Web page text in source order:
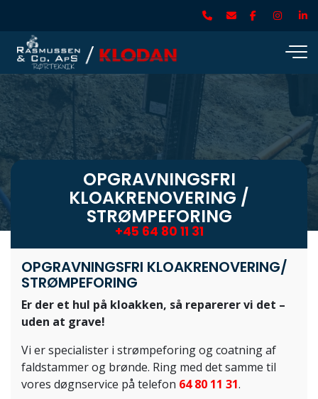
hovedindhold
OPGRAVNINGSFRI
KLOAKRENOVERING /
STRØMPEFORING
+45 64 80 11 31
OPGRAVNINGSFRI KLOAKRENOVERING/
STRØMPEFORING
E​r der et hul på kloakken, så reparerer vi det –
uden at grave!
Vi er specialister i strømpeforing og coatning af
faldstammer og brønde. ​Ring med det samme til
vores døgnservice på telefon 64 80 11 31.